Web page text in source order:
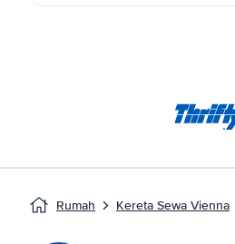
Rumah Kereta Sewa Vienna